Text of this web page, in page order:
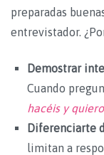
preparadas
entrevistador.
Demostrar
Cuando
hacéis y
Diferenciarte
limitan a